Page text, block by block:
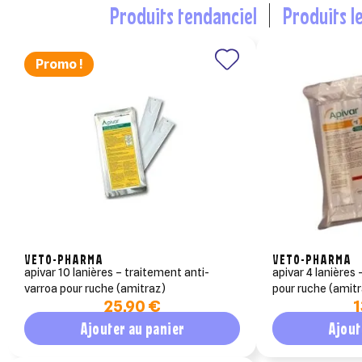
produits tendanciel produits
Promo !
VETO-PHARMA
apivar 10 lanières – traitement anti-
varroa pour ruche (amitraz)
25,90 €
Ajouter au panier
VETO-PHARMA
apivar 4
pour ruche
add_circle_outline